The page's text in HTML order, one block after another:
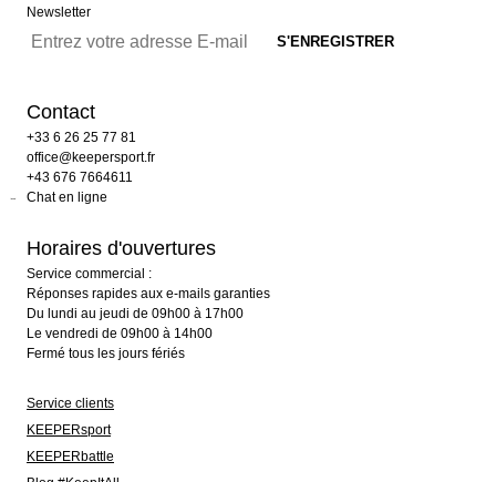
Newsletter
Contact
+33 6 26 25 77 81
office@keepersport.fr
+43 676 7664611
Chat en ligne
Horaires d'ouvertures
Service commercial :
Réponses rapides aux e-mails garanties
Du lundi au jeudi de 09h00 à 17h00
Le vendredi de 09h00 à 14h00
Fermé tous les jours fériés
Service clients
KEEPERsport
KEEPERbattle